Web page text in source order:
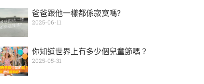
爸爸跟他一樣都係寂寞嗎?
2025-06-11
你知道世界上有多少個兒童節嗎？
2025-05-31